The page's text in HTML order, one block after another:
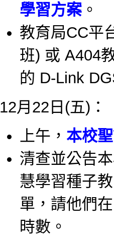
學習方案。
教育局CC平
班) 或 A404
的 D-Link
12月22日(五)：
上午， 本校
清查並公告
慧學習種子
單，請他們
時數。